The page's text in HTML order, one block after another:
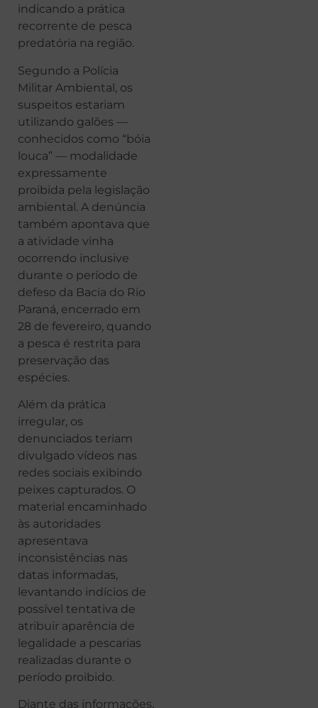
indicando a prática
recorrente de pesca
predatória na região.
Segundo a Polícia
Militar Ambiental, os
suspeitos estariam
utilizando galões —
conhecidos como “bóia
louca” — modalidade
expressamente
proibida pela legislação
ambiental. A denúncia
também apontava que
a atividade vinha
ocorrendo inclusive
durante o período de
defeso da Bacia do Rio
Paraná, encerrado em
28 de fevereiro, quando
a pesca é restrita para
preservação das
espécies.
Além da prática
irregular, os
denunciados teriam
divulgado vídeos nas
redes sociais exibindo
peixes capturados. O
material encaminhado
às autoridades
apresentava
inconsistências nas
datas informadas,
levantando indícios de
possível tentativa de
atribuir aparência de
legalidade a pescarias
realizadas durante o
período proibido.
Diante das informações,